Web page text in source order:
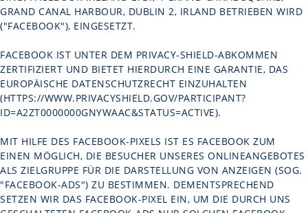
GRAND CANAL HARBOUR, DUBLIN 2, IRLAND BETRIEBEN WIRD
("FACEBOOK"), EINGESETZT.
FACEBOOK IST UNTER DEM PRIVACY-SHIELD-ABKOMMEN
ZERTIFIZIERT UND BIETET HIERDURCH EINE GARANTIE, DAS
EUROPÄISCHE DATENSCHUTZRECHT EINZUHALTEN
(HTTPS://WWW.PRIVACYSHIELD.GOV/PARTICIPANT?
ID=A2ZT0000000GNYWAAC&STATUS=ACTIVE).
MIT HILFE DES FACEBOOK-PIXELS IST ES FACEBOOK ZUM
EINEN MÖGLICH, DIE BESUCHER UNSERES ONLINEANGEBOTES
ALS ZIELGRUPPE FÜR DIE DARSTELLUNG VON ANZEIGEN (SOG.
"FACEBOOK-ADS") ZU BESTIMMEN. DEMENTSPRECHEND
SETZEN WIR DAS FACEBOOK-PIXEL EIN, UM DIE DURCH UNS